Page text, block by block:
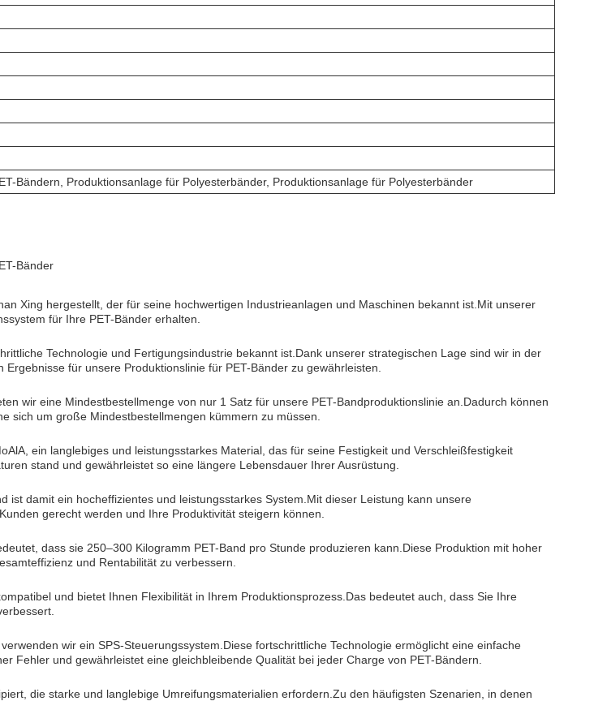
Bändern, Produktionsanlage für Polyesterbänder, Produktionsanlage für Polyesterbänder
Bänder
Xing hergestellt, der für seine hochwertigen Industrieanlagen und Maschinen bekannt ist.Mit unserer
für Ihre PET-Bänder erhalten.
Technologie und Fertigungsindustrie bekannt ist.Dank unserer strategischen Lage sind wir in der
für unsere Produktionslinie für PET-Bänder zu gewährleisten.
wir eine Mindestbestellmenge von nur 1 Satz für unsere PET-Bandproduktionslinie an.Dadurch können
sich um große Mindestbestellmengen kümmern zu müssen.
ein langlebiges und leistungsstarkes Material, das für seine Festigkeit und Verschleißfestigkeit
stand und gewährleistet so eine längere Lebensdauer Ihrer Ausrüstung.
damit ein hocheffizientes und leistungsstarkes System.Mit dieser Leistung kann unsere
gerecht werden und Ihre Produktivität steigern können.
dass sie 250–300 Kilogramm PET-Band pro Stunde produzieren kann.Diese Produktion mit hoher
und Rentabilität zu verbessern.
und bietet Ihnen Flexibilität in Ihrem Produktionsprozess.Das bedeutet auch, dass Sie Ihre
wir ein SPS-Steuerungssystem.Diese fortschrittliche Technologie ermöglicht eine einfache
Fehler und gewährleistet eine gleichbleibende Qualität bei jeder Charge von PET-Bändern.
die starke und langlebige Umreifungsmaterialien erfordern.Zu den häufigsten Szenarien, in denen